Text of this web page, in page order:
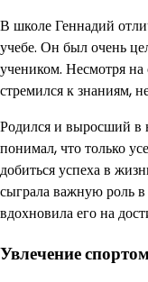
В школе Геннадий
учебе. Он был очень
учеником. Несмотря
стремился к знаниям,
Родился и выросший в
понимал, что только
добиться успеха в
сыграла важную роль
вдохновила его на
Увлечение